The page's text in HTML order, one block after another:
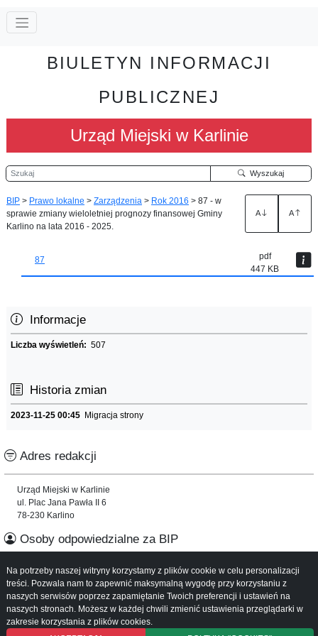
BIULETYN INFORMACJI
PUBLICZNEJ
Urząd Miejski w Karlinie
Szukaj Wyszukaj
BIP > Prawo lokalne > Zarządzenia > Rok 2016 > 87 - w
sprawie zmiany wieloletniej prognozy finansowej Gminy
Karlino na lata 2016 - 2025.
A A
87
pdf
447 KB
Informacje
Liczba wyświetleń: 507
Historia zmian
2023-11-25 00:45 Migracja strony
Adres redakcji
Urząd Miejski w Karlinie
ul. Plac Jana Pawła II 6
78-230 Karlino
Osoby odpowiedzialne za BIP
Informacje o serwisie
Mapa serwisu
Instrukcja obsługi
Na potrzeby naszej witryny korzystamy z plików cookie w celu personalizacji
treści. Pozwala nam to zapewnić maksymalną wygodę przy korzystaniu z
naszych serwisów poprzez zapamiętanie Twoich preferencji i ustawień na
naszych stronach. Możesz w każdej chwili zmienić ustawienia przeglądarki w
zakresie korzystania z plików cookies.